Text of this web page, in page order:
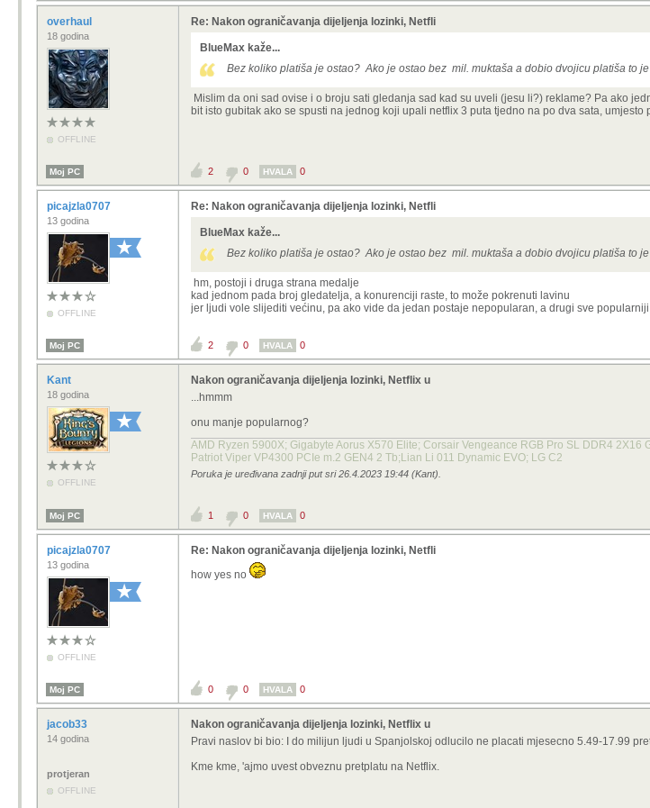
overhaul
18 godina
OFFLINE
Re: Nakon ograničavanja dijeljenja lozinki, Netfli
BlueMax kaže...
Bez koliko platiša je ostao? Ako je ostao bez mil. muktaša a dobio dvojicu platiša to
Mislim da oni sad ovise i o broju sati gledanja sad kad su uveli (jesu li?) reklame? Pa ako
bit isto gubitak ako se spusti na jednog koji upali netflix 3 puta tjedno na po dva sata,
Moj PC 2 0 HVALA 0
picajzla0707
13 godina
OFFLINE
Re: Nakon ograničavanja dijeljenja lozinki, Netfli
BlueMax kaže...
Bez koliko platiša je ostao? Ako je ostao bez mil. muktaša a dobio dvojicu platiša to
hm, postoji i druga strana medalje
kad jednom pada broj gledatelja, a konurenciji raste, to može pokrenuti lavinu
jer ljudi vole slijediti većinu, pa ako vide da jedan postaje nepopularan, a drugi sve
Moj PC 2 0 HVALA 0
Kant
18 godina
OFFLINE
Nakon ograničavanja dijeljenja lozinki, Netflix u
...hmmm
onu manje popularnog?
AMD Ryzen 5900X; Gigabyte Aorus X570 Elite; Corsair Vengeance RGB Pro SL DDR4 2X16
Patriot Viper VP4300 PCIe m.2 GEN4 2 Tb;Lian Li 011 Dynamic EVO; LG C2
Poruka je uređivana zadnji put sri 26.4.2023 19:44 (Kant).
Moj PC 1 0 HVALA 0
picajzla0707
13 godina
OFFLINE
Re: Nakon ograničavanja dijeljenja lozinki, Netfli
how yes no
Moj PC 0 0 HVALA 0
jacob33
14 godina
protjeran
OFFLINE
Nakon ograničavanja dijeljenja lozinki, Netflix u
Pravi naslov bi bio: I do milijun ljudi u Spanjolskoj odlucilo ne placati mjesecno 5.49-17.99
Kme kme, 'ajmo uvest obveznu pretplatu na Netflix.